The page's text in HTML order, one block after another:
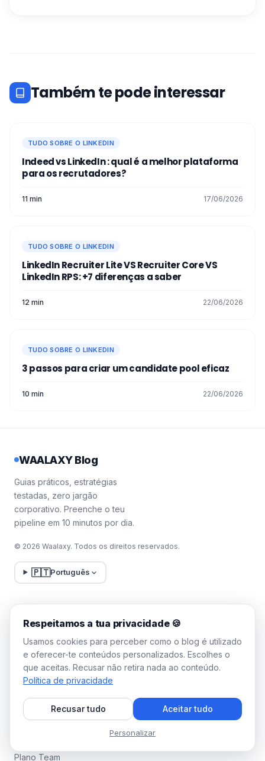
Também te pode interessar
TUDO SOBRE O LINKEDIN
Indeed vs LinkedIn : qual é a melhor plataforma
para os recrutadores?
11 min 17/06/2026
TUDO SOBRE O LINKEDIN
LinkedIn Recruiter Lite VS Recruiter Core VS
LinkedIn RPS: +7 diferenças a saber
12 min 22/06/2026
TUDO SOBRE O LINKEDIN
3 passos para criar um candidate pool eficaz
10 min 22/06/2026
WAALAXY Blog
Guias práticos, estratégias
testadas, zero jargão
corporativo. Preenche o teu
pipeline em 10 minutos por dia.
© 2026 Waalaxy. Todos os direitos reservados.
🇵🇹Português
LEGAL
Aviso legal
Termos de utilização
Política de privacidade
Gerir cookies
RECURSOS
Tutoriais em vídeo
WAALAXY
Plano Team
Respeitamos a tua privacidade 🍪
Usamos cookies para perceber como o blog é utilizado
e oferecer-te conteúdos personalizados. Escolhes o
que aceitas. Recusar não retira nada ao conteúdo.
Política de privacidade
Recusar tudo Aceitar tudo
Personalizar